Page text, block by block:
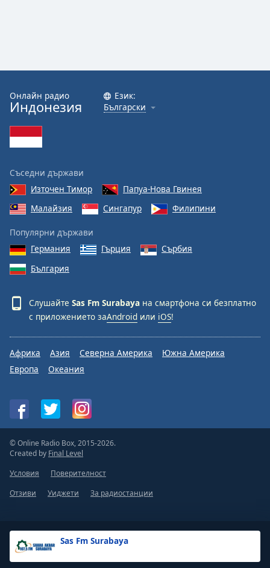
Sas Fm Surabaya
Онлайн радио
Индонезия
Език:
Български
Съседни държави
Източен Тимор
Папуа-Нова Гвинея
Малайзия
Сингапур Филипини
Популярни държави
Германия
Гърция
Сърбия
България
Слушайте Sas Fm Surabaya на смартфона си безплатно
с приложението заAndroid или iOS!
Африка Азия Северна Америка
Южна Америка
Европа
Океания
© Online Radio Box, 2015-2026.
Created by Final Level
Условия
Поверителност
Отзиви
Уиджети За радиостанции